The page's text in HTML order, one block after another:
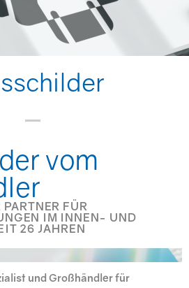
vom
FÜR
IM INNEN- UND
26 JAHREN
und Großhändler für